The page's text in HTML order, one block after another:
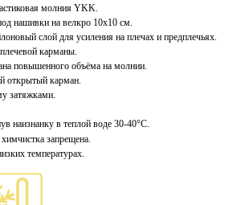
молния YKK.
нашивки на велкро 10х10 см.
слой для усиления на плечах и предплечьях.
карманы.
повышенного объёма на молнии.
открытый карман.
затяжками.
наизнанку в теплой воде 30-40°C.
запрещена.
температурах.